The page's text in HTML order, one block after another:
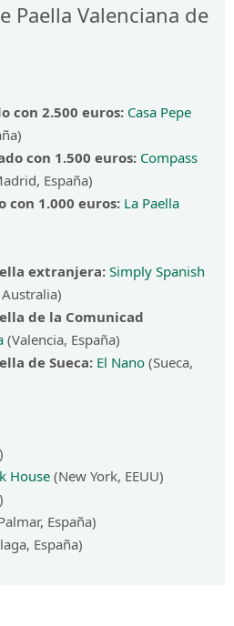
Paella Valenciana de
con 2.500 euros: Casa Pepe
con 1.500 euros: Compass
España)
con 1.000 euros: La Paella
extranjera:Simply Spanish
de la Comunicad
(Valencia, España)
de Sueca: El Nano (Sueca,
House (New York, EEUU)
España)
España)